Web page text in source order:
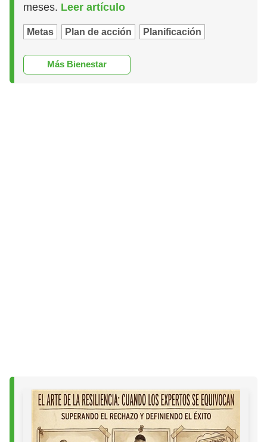
meses. Leer artículo
Metas Plan de acción Planificación
Más Bienestar